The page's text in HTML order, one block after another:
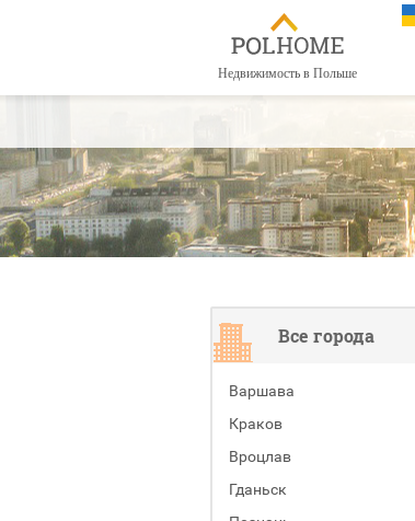
Недвижимость в Польше
Все города
Варшава
Краков
Вроцлав
Гданьск